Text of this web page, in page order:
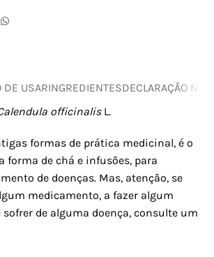
DE USARINGREDIENTESDECLARAÇÃO
officinalisL.
formas de prática medicinal, é o
forma de chá e infusões, para
de doenças. Mas, atenção, se
medicamento, a fazer algum
de alguma doença, consulte um